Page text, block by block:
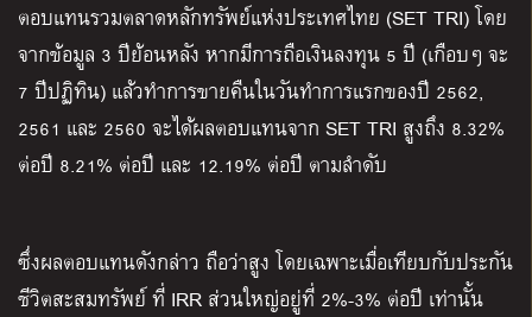
ตอบแทนรวมตลาดหลักทรัพย์แห่งประเทศไทย (SET TRI) โดย
จากข้อมูล 3 ปีย้อนหลัง หากมีการถือเงินลงทุน 5 ปี (เกือบๆ จะ
7 ปีปฏิทิน) แล้วทำการขายคืนในวันทำการแรกของปี 2562,
2561 และ 2560 จะได้ผลตอบแทนจาก SET TRI สูงถึง 8.32%
ต่อปี 8.21% ต่อปี และ 12.19% ต่อปี ตามลำดับ
ซึ่งผลตอบแทนดังกล่าว ถือว่าสูง โดยเฉพาะเมื่อเทียบกับประกัน
ชีวิตสะสมทรัพย์ ที่ IRR ส่วนใหญ่อยู่ที่ 2%-3% ต่อปี เท่านั้น